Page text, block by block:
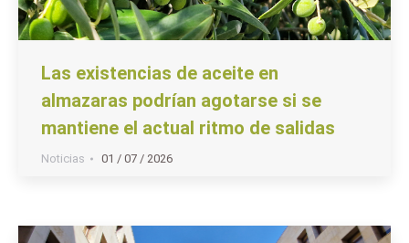
Las existencias de aceite en
almazaras podrían agotarse si se
mantiene el actual ritmo de salidas
Noticias 01 / 07 / 2026